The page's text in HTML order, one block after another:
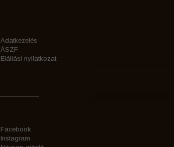
Adatkezelés
ÁSZF
Elállási nyilatkozat
Facebook
Instagram